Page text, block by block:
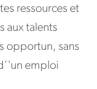
ressources et
aux talents
opportun, sans
emploi